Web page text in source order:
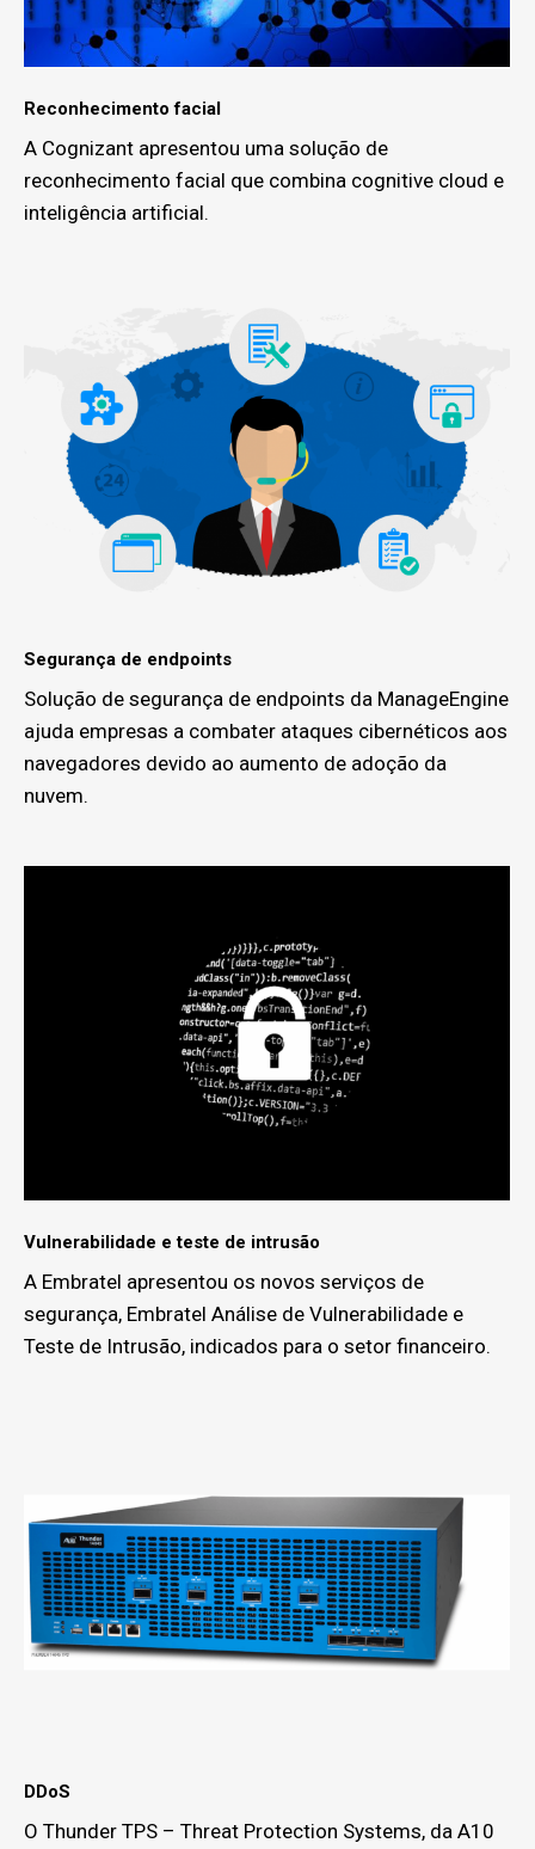
Reconhecimento facial
A Cognizant apresentou uma solução de
reconhecimento facial que combina cognitive cloud e
inteligência artificial.
Segurança de endpoints
Solução de segurança de endpoints da ManageEngine
ajuda empresas a combater ataques cibernéticos aos
navegadores devido ao aumento de adoção da
nuvem.
Vulnerabilidade e teste de intrusão
A Embratel apresentou os novos serviços de
segurança, Embratel Análise de Vulnerabilidade e
Teste de Intrusão, indicados para o setor financeiro.
DDoS
O Thunder TPS – Threat Protection Systems, da A10